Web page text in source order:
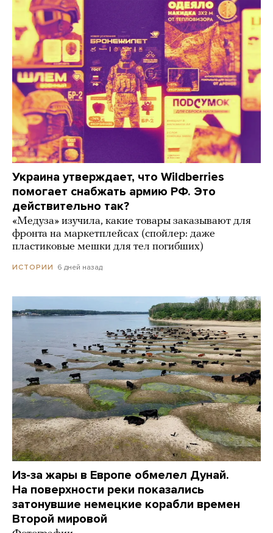
Украина утверждает, что Wildberries
помогает снабжать армию РФ. Это
действительно так?
«Медуза» изучила, какие товары заказывают для
фронта на маркетплейсах (спойлер: даже
пластиковые мешки для тел погибших)
ИСТОРИИ 6 дней назад
Из-за жары в Европе обмелел Дунай.
На поверхности реки показались
затонувшие немецкие корабли времен
Второй мировой